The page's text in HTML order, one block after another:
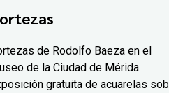
de Rodolfo Baeza en el
de la Ciudad de Mérida.
gratuita de acuarelas